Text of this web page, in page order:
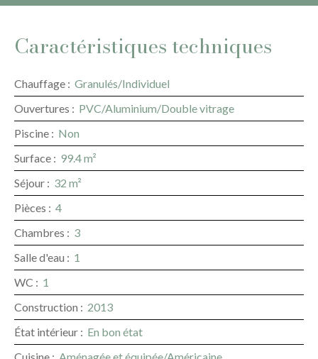
Caractéristiques techniques
Chauffage : Granulés/Individuel
Ouvertures : PVC/Aluminium/Double vitrage
Piscine : Non
Surface : 99.4m²
Séjour : 32 m²
Pièces : 4
Chambres : 3
Salle d'eau : 1
WC : 1
Construction : 2013
État intérieur : En bon état